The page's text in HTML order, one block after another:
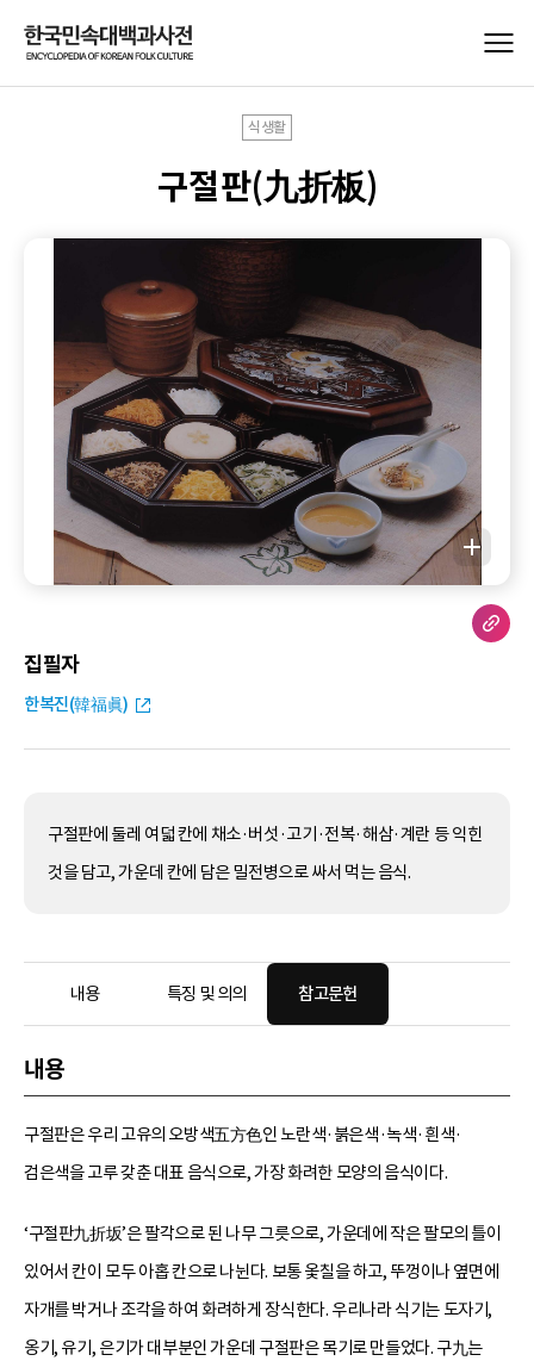
식생활
구절판(九折板)
집필자
한복진(韓福眞)
구절판에 둘레 여덟 칸에 채소·버섯·고기·전복·해삼·계란 등 익힌
것을 담고, 가운데 칸에 담은 밀전병으로 싸서 먹는 음식.
내용 특징 및 의의 참고문헌
내용
구절판은 우리 고유의 오방색五方色인 노란색·붉은색·녹색·흰색·
검은색을 고루 갖춘 대표 음식으로, 가장 화려한 모양의 음식이다.
‘구절판九折坂’은 팔각으로 된 나무 그릇으로, 가운데에 작은 팔모의 틀이
있어서 칸이 모두 아홉 칸으로 나뉜다. 보통 옻칠을 하고, 뚜껑이나 옆면에
자개를 박거나 조각을 하여 화려하게 장식한다. 우리나라 식기는 도자기,
옹기, 유기, 은기가 대부분인 가운데 구절판은 목기로 만들었다. 구九는